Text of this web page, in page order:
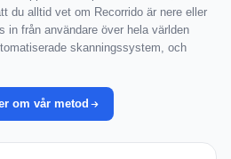
du alltid vet om Recorrido är nere eller
in från användare över hela världen
skanningssystem, och
om vår metod